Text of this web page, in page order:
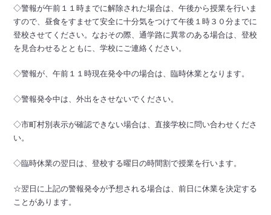
◇警報が午前１１時までに解除された場合は、午後から授業を行いま
すので、昼食をすませて安全に十分気をつけて午後１時３０分までに
登校させてください。なおその際、通学路に異常のある場合は、登校
を見合わせるとともに、学校にご連絡ください。
◇警報が、午前１１時現在発令中の場合は、臨時休業となります。
◇警報発令中は、外出をさせないでください。
◇市町村別表示が確認できない場合は、直接学校に問い合わせくださ
い。
◇臨時休業の翌日は、登校する曜日の時間割で授業を行います。
☆翌日に上記の警報発令が予想される場合は、前日に休業を決定する
ことがあります。